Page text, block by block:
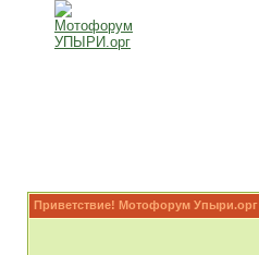
Приветствие! Мотофорум Упыри.орг